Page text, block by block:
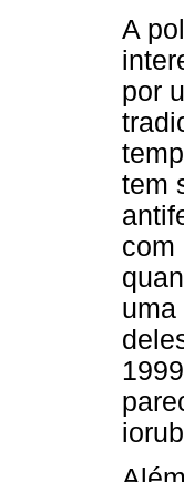
A
por
tem
com
uma